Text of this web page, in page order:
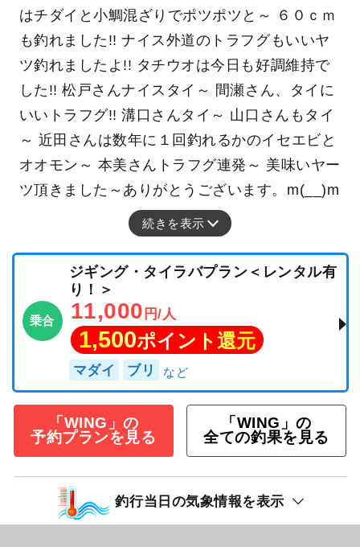
はチダイと小鯛混ざりでポツポツと～ ６０ｃｍ
も釣れました!! ナイス外道のトラフグもいいヤ
ツ釣れましたよ!! タチウオは今日も好調維持で
した!! 松戸さんナイスタイ～ 間瀬さん、タイに
いいトラフグ!! 溝口さんタイ～ 山口さんもタイ
～ 近田さんは数年に１回釣れるかのイセエビと
オオモン～ 本美さんトラフグ連発～ 美味いヤー
ツ頂きました～ありがとうございます。m(__)m
続きを表示
乗合
ジギング・タイラバプラン＜レンタル有
り！＞
11,000 円/人
1,500ポイント還元
マダイ ブリ
「WING」の
予約プランを見る
「WING」の
全ての釣果を見る
釣行当日の気象情報を表示